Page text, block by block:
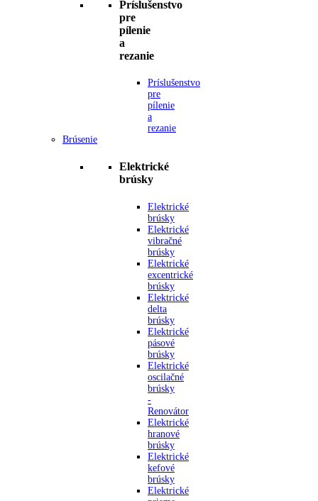
Príslušenstvo
pre
pílenie
a
rezanie
Príslušenstvo
pre
pílenie
a
rezanie
Brúsenie
Elektrické
brúsky
Elektrické
brúsky
Elektrické
vibračné
brúsky
Elektrické
excentrické
brúsky
Elektrické
delta
brúsky
Elektrické
pásové
brúsky
Elektrické
oscilačné
brúsky
-
Renovátor
Elektrické
hranové
brúsky
Elektrické
kefové
brúsky
Elektrické